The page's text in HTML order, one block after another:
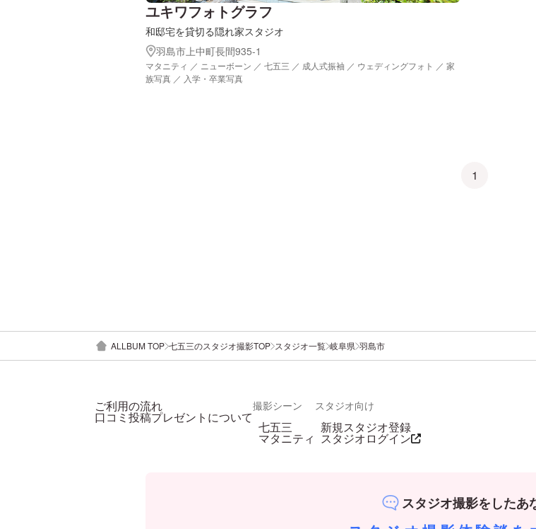
ユキワフォトグラフ
和邸宅を貸切る隠れ家スタジオ
羽島市上中町長間935-1
マタニティ ／ ニューボーン ／ 七五三 ／ 成人式振袖 ／ ウェディングフォト ／ 家
族写真 ／ 入学・卒業写真
1
ALLBUM TOP 七五三のスタジオ撮影TOP スタジオ一覧 岐阜県 羽島市
ご利用の流れ
口コミ投稿プレゼントについて
撮影シーン
七五三
マタニティ
スタジオ向け
新規スタジオ登録
スタジオログイン
スタジオ撮影をしたあ